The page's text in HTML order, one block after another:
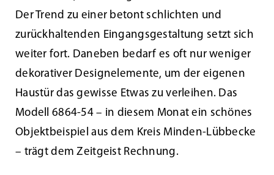
Kundenservice
Der Trend zu einer betont schlichten und
zurückhaltenden Eingangsgestaltung setzt sich
weiter fort. Daneben bedarf es oft nur weniger
dekorativer Designelemente, um der eigenen
Haustür das gewisse Etwas zu verleihen. Das
Modell 6864-54 – in diesem Monat ein schönes
Objektbeispiel aus dem Kreis Minden-Lübbecke
– trägt dem Zeitgeist Rechnung.